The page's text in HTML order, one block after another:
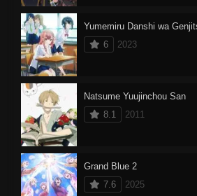
Yumemiru Danshi wa
6
2023
Natsume Yuujinchou San
8.1
2011
Grand Blue 2
7.6
2025